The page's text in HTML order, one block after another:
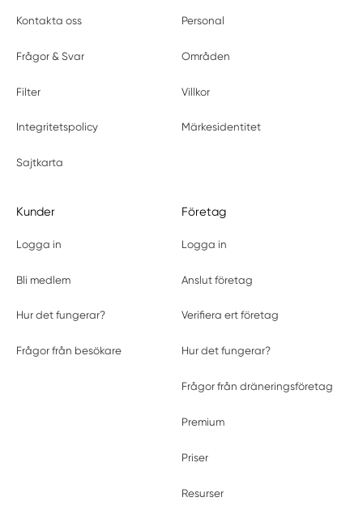
Kontakta oss Personal
Frågor & Svar Områden
Filter Villkor
Integritetspolicy Märkesidentitet
Sajtkarta
Kunder
Logga in
Bli medlem
Hur det fungerar?
Frågor från besökare
Företag
Logga in
Anslut företag
Verifiera ert företag
Hur det fungerar?
Frågor från dräneringsföretag
Premium
Priser
Resurser